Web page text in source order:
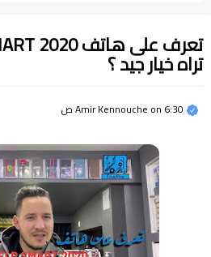
تراه خيار جيد ؟
Amir Kennouche on 6:30 ص